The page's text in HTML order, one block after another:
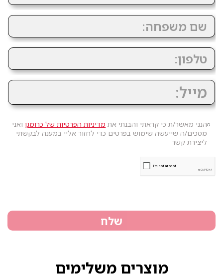
הנני מאשר/ת כי קראתי והבנתי את מדיניות הפרטיות של כרומגןואני
מסכים/ה שייעשה שימוש בפרטים כדי לחזור אליי במענה לבקשתי
ליצירת קשר
שלח
מוצרים משלימים